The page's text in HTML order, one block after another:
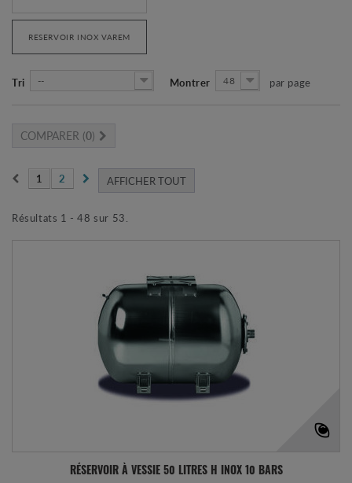
RESERVOIR INOX VAREM
Tri -- Montrer 48 par page
COMPARER (0)
AFFICHER TOUT
1 2
Résultats 1 - 48 sur 53.
RÉSERVOIR À VESSIE 50 LITRES H INOX 10 BARS